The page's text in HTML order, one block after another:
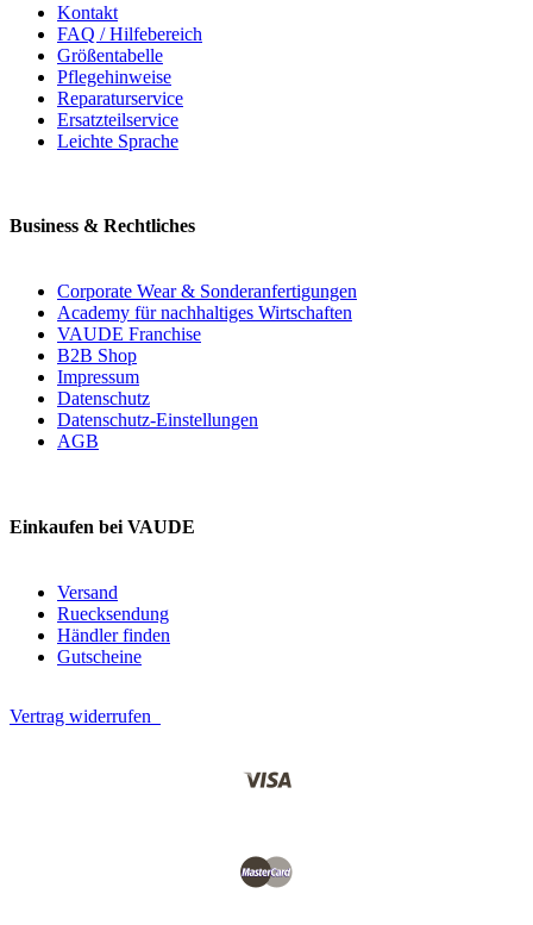
Kontakt
FAQ / Hilfebereich
Größentabelle
Pflegehinweise
Reparaturservice
Ersatzteilservice
Leichte Sprache
Business & Rechtliches
Corporate Wear & Sonderanfertigungen
Academy für nachhaltiges Wirtschaften
VAUDE Franchise
B2B Shop
Impressum
Datenschutz
Datenschutz-Einstellungen
AGB
Einkaufen bei VAUDE
Versand
Ruecksendung
Händler finden
Gutscheine
Vertrag widerrufen